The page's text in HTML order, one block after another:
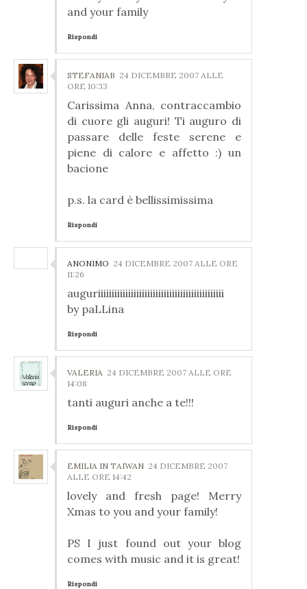
and your family
Rispondi
STEFANIAB 24 DICEMBRE 2007 ALLE
ORE 10:33
Carissima Anna, contraccambio
di cuore gli auguri! Ti auguro di
passare delle feste serene e
piene di calore e affetto :) un
bacione
p.s. la card è bellissimissima
Rispondi
ANONIMO 24 DICEMBRE 2007 ALLE ORE
11:26
auguriiiiiiiiiiiiiiiiiiiiiiiiiiiiiiiiiiiiiiiiiiiiii
by paLLina
Rispondi
VALERIA 24 DICEMBRE 2007 ALLE ORE
14:08
tanti auguri anche a te!!!
Rispondi
EMILIA IN TAIWAN 24 DICEMBRE 2007
ALLE ORE 14:42
lovely and fresh page! Merry
Xmas to you and your family!
PS I just found out your blog
comes with music and it is great!
Rispondi